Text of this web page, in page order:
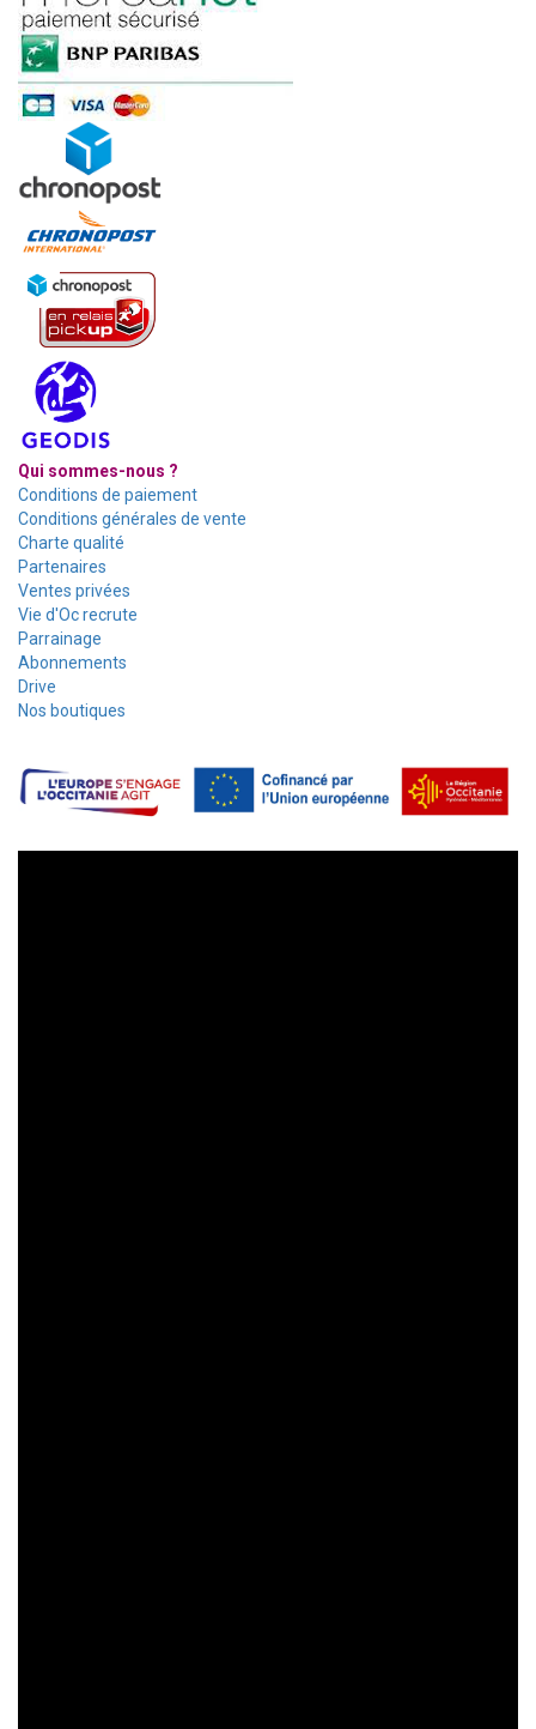
Qui sommes-nous ?
Conditions de paiement
Conditions générales de vente
Charte qualité
Partenaires
Ventes privées
Vie d'Oc recrute
Parrainage
Abonnements
Drive
Nos boutiques